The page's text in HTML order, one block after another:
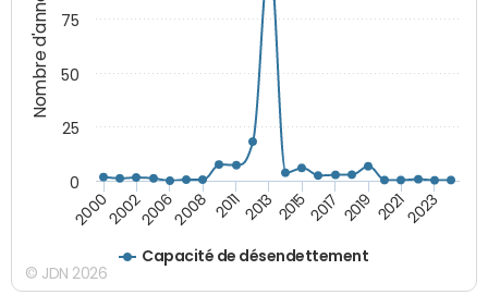
Nombre d'années
Capacité de désendettement
2000200220062008 20112013 20152017 2019 20212023
0
25
50
75
© JDN 2026